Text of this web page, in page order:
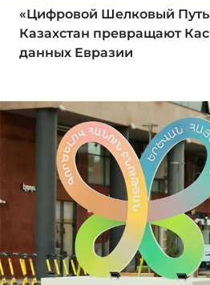
«Цифровой Шелковый
Казахстан превращают
данных Евразии